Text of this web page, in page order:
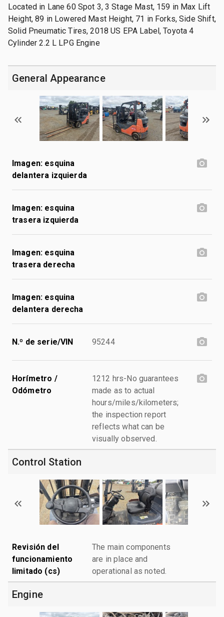
Located in Lane 60 Spot 3, 3 Stage Mast, 159 in Max Lift
Height, 89 in Lowered Mast Height, 71 in Forks, Side Shift,
Solid Pneumatic Tires, 2018 US EPA Label, Toyota 4
Cylinder 2.2 L LPG Engine
General Appearance
Imagen: esquina
delantera izquierda
Imagen: esquina
trasera izquierda
Imagen: esquina
trasera derecha
Imagen: esquina
delantera derecha
N.º de serie/VIN 95244
Horímetro /
Odómetro
1212 hrs-No guarantees
made as to actual
hours/miles/kilometers;
the inspection report
reflects what can be
visually observed.
Control Station
Revisión del
funcionamiento
limitado (cs)
The main components
are in place and
operational as noted.
Engine